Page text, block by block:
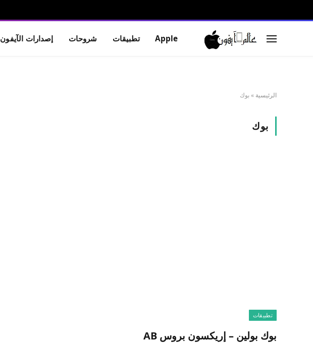
Apple تطبيقات شروحات إصدارات الآيفون
الرئيسية »بوك
بوك
تطبيقات
بوك بولين – إريكسون بروس AB